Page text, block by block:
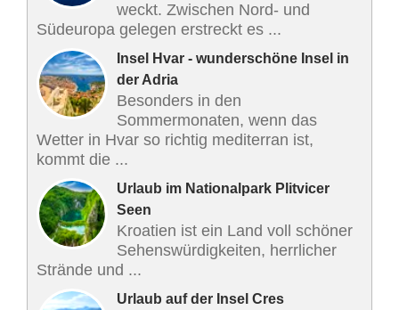
weckt. Zwischen Nord- und
Südeuropa gelegen erstreckt es ...
Insel Hvar - wunderschöne Insel in
der Adria
Besonders in den
Sommermonaten, wenn das
Wetter in Hvar so richtig mediterran ist,
kommt die ...
Urlaub im Nationalpark Plitvicer
Seen
Kroatien ist ein Land voll schöner
Sehenswürdigkeiten, herrlicher
Strände und ...
Urlaub auf der Insel Cres